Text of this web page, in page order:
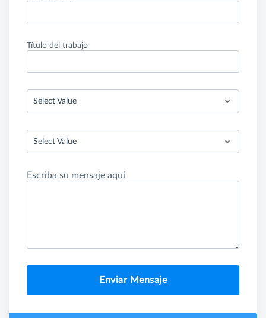
Título del trabajo
Select Value
Select Value
Escriba su mensaje aquí
Enviar Mensaje